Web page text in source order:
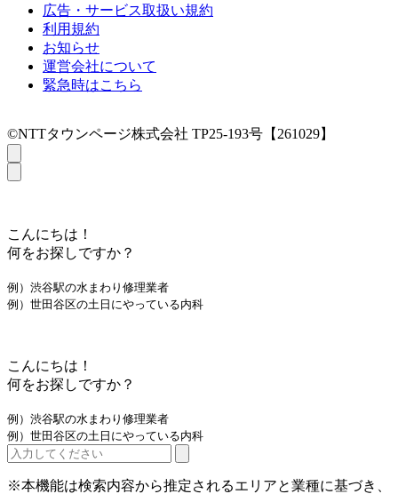
広告・サービス取扱い規約
利用規約
お知らせ
運営会社について
緊急時はこちら
©NTTタウンページ株式会社 TP25-193号【261029】
こんにちは！
何をお探しですか？
例）渋谷駅の水まわり修理業者
例）世田谷区の土日にやっている内科
こんにちは！
何をお探しですか？
例）渋谷駅の水まわり修理業者
例）世田谷区の土日にやっている内科
※本機能は検索内容から推定されるエリアと業種に基づき、